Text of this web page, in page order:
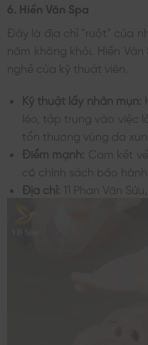
6. Hiền Vân Spa
Đây là địa chỉ “ruột” của
năm không khỏi. Hiền
nghề của kỹ thuật viên.
Kỹ thuật lấy nhân mụn:
léo, tập trung vào việc
tổn thương vùng da
Điểm mạnh: Cam kết
có chính sách bảo hành
Địa chỉ: 11 Phan Văn